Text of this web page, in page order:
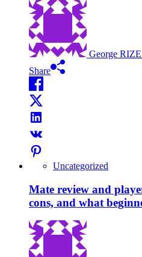
George
Share
Uncategorized
Mate review and
cons, and what